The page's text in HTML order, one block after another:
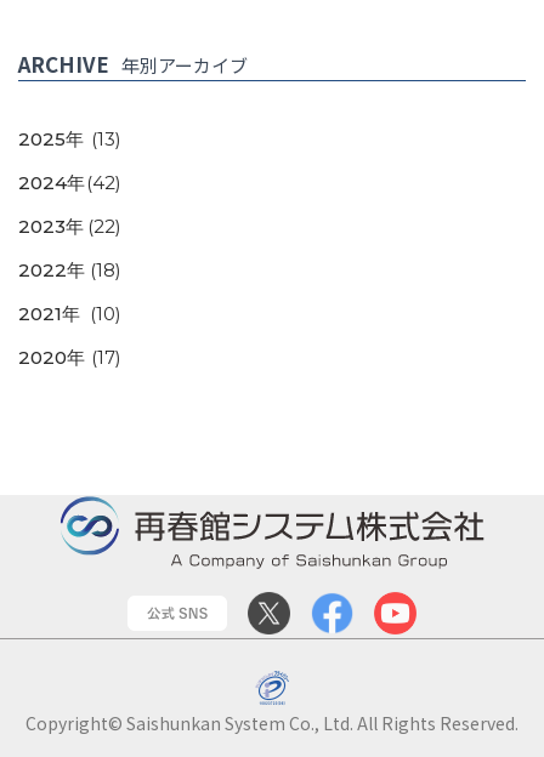
ARCHIVE 年別アーカイブ
2025年 (13)
2024年(42)
2023年 (22)
2022年 (18)
2021年 (10)
2020年 (17)
Copyright© Saishunkan System Co., Ltd. All Rights Reserved.